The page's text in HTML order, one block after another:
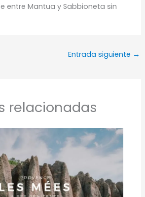
entre Mantua y Sabbioneta sin
Entrada siguiente →
relacionadas